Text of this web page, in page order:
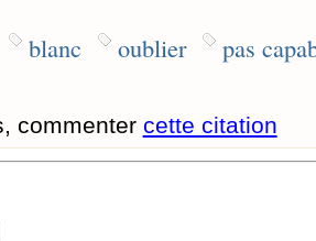
blanc oublier pas
commenter cette citation